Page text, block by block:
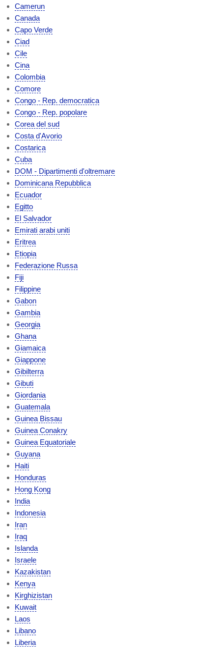
Camerun
Canada
Capo Verde
Ciad
Cile
Cina
Colombia
Comore
Congo - Rep. democratica
Congo - Rep. popolare
Corea del sud
Costa d'Avorio
Costarica
Cuba
DOM - Dipartimenti d'oltremare
Dominicana Repubblica
Ecuador
Egitto
El Salvador
Emirati arabi uniti
Eritrea
Etiopia
Federazione Russa
Fiji
Filippine
Gabon
Gambia
Georgia
Ghana
Giamaica
Giappone
Gibilterra
Gibuti
Giordania
Guatemala
Guinea Bissau
Guinea Conakry
Guinea Equatoriale
Guyana
Haiti
Honduras
Hong Kong
India
Indonesia
Iran
Iraq
Islanda
Israele
Kazakistan
Kenya
Kirghizistan
Kuwait
Laos
Libano
Liberia